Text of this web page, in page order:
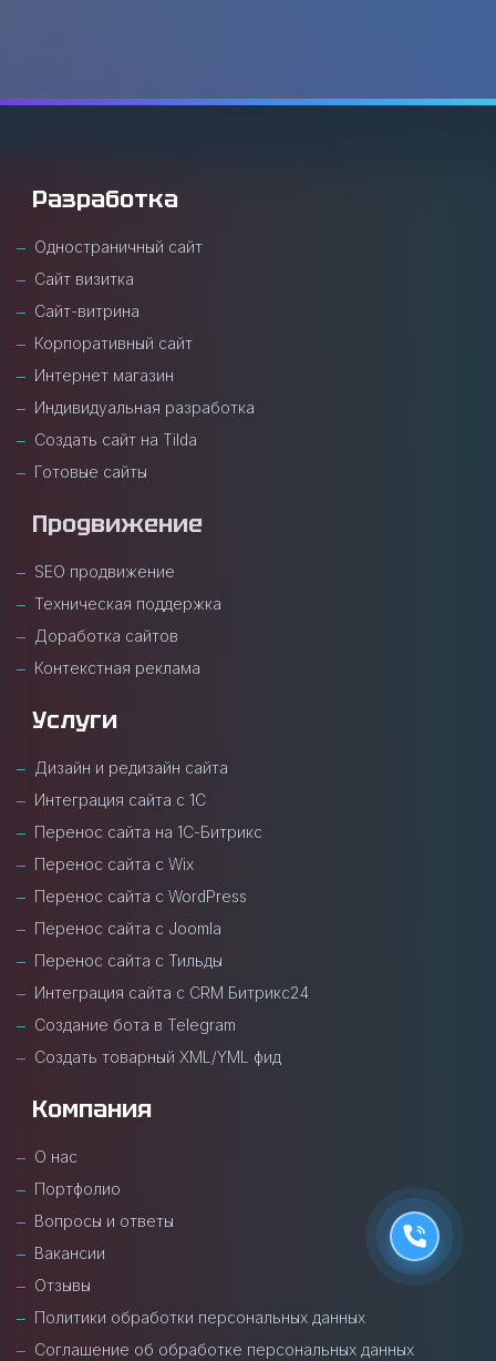
Разработка
Одностраничный сайт
Сайт визитка
Сайт-витрина
Корпоративный сайт
Интернет магазин
Индивидуальная разработка
Создать сайт на Tilda
Готовые сайты
Продвижение
SEO продвижение
Техническая поддержка
Доработка сайтов
Контекстная реклама
Услуги
Дизайн и редизайн сайта
Интеграция сайта с 1С
Перенос сайта на 1С-Битрикс
Перенос сайта с Wix
Перенос сайта с WordPress
Перенос сайта с Joomla
Перенос сайта с Тильды
Интеграция сайта с CRM Битрикс24
Создание бота в Telegram
Создать товарный XML/YML фид
Компания
О нас
Портфолио
Вопросы и ответы
Вакансии
Отзывы
Политики обработки персональных данных
Соглашение об обработке персональных данных